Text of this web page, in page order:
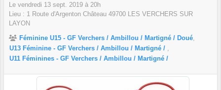
Le vendredi 13 sept. 2019 à 20h
Lieu : 1 Route d'Argenton Château 49700 LES VERCHERS SUR
LAYON
Féminine U15 - GF Verchers / Ambillou / Martigné / Doué
U13 Féminine - GF Verchers / Ambillou / Martigné /
U11 Féminines - GF Verchers / Ambillou / Martigné /